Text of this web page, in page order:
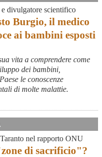
divulgatore scientifico
Burgio, il medico
ai bambini esposti
vita a comprendere come
dei bambini,
le conoscenze
di molte malattie.
nel rapporto ONU
di sacrificio"?